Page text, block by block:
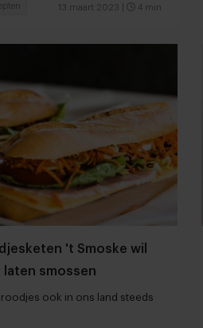
13 maart 2023 4 min
't Smoske wil
laten smossen
ook in ons land steeds